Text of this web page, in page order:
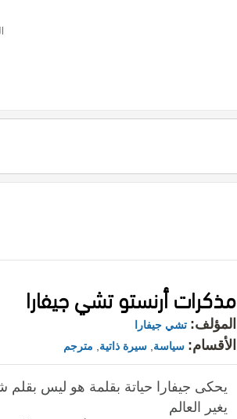
مذكرات أرنستو تشي جيفارا
المؤلف: تشي جيفارا
الأقسام: سياسة سيرة ذاتية مترجم
يحكى جيفارا حياتة بقلمة هو ليس
يغير العالم